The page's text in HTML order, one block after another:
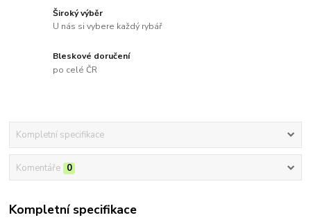
Široký výběr
U nás si vybere každý rybář
Bleskové doručení
po celé ČR
Kompletní specifikace
Komentáře 0
Kompletní specifikace